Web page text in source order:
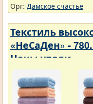
Орг: Дамское счастье
Текстиль
«НеСаДен» -
Цены упали